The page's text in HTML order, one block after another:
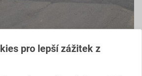
pro lepší zážitek z